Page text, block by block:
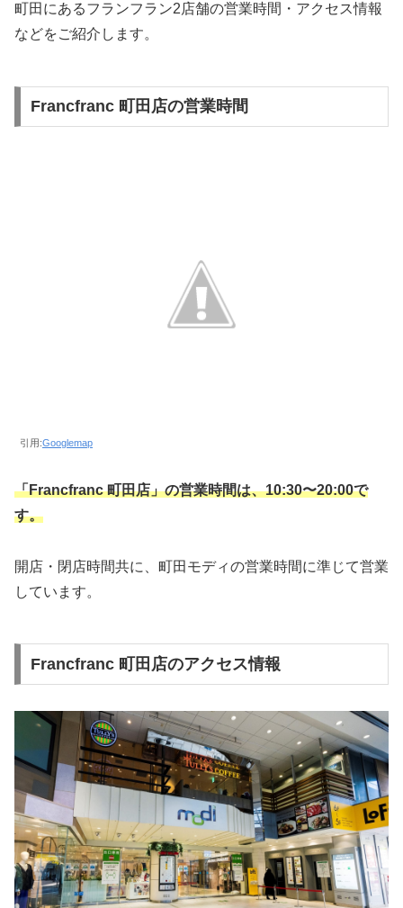
町田にあるフランフラン2店舗の営業時間・アクセス情報
などをご紹介します。
Francfranc 町田店の営業時間
引用:Googlemap
「Francfranc 町田店」の営業時間は、10:30〜20:00で
す。
開店・閉店時間共に、町田モディの営業時間に準じて営業
しています。
Francfranc 町田店のアクセス情報